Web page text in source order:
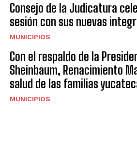
Consejo de la Judicatura
sesión con sus nuevas
MUNICIPIOS
Con el respaldo de la
Sheinbaum, Renacimiento
salud de las familias
MUNICIPIOS